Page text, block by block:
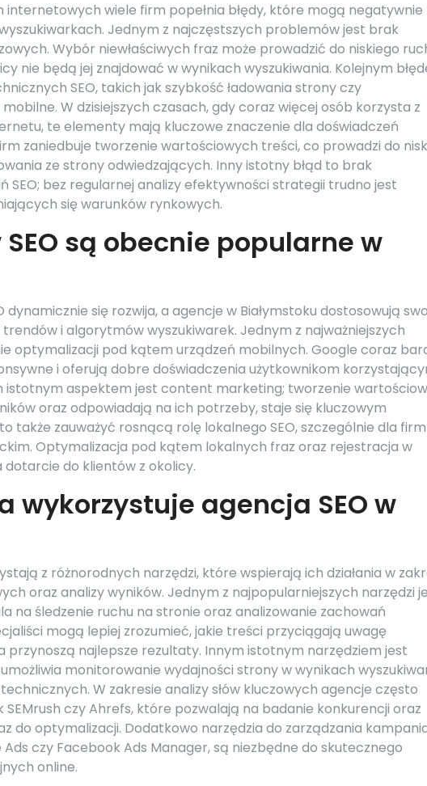
wiele firm popełnia błędy, które mogą negatywnie
Jednym z najczęstszych problemów jest brak
Wybór niewłaściwych fraz może prowadzić do niskiego
nie będą jej znajdować w wynikach wyszukiwania. Kolejnym
SEO, takich jak szybkość ładowania strony czy
W dzisiejszych czasach, gdy coraz więcej osób korzysta z
te elementy mają kluczowe znaczenie dla doświadczeń
zaniedbuje tworzenie wartościowych treści, co prowadzi do
ze strony odwiedzających. Inny istotny błąd to brak
SEO; bez regularnej analizy efektywności strategii trudno jest
się warunków rynkowych.
są obecnie popularne w
się rozwija, a agencje w Białymstoku dostosowują
i algorytmów wyszukiwarek. Jednym z najważniejszych
optymalizacji pod kątem urządzeń mobilnych. Google coraz
i oferują dobre doświadczenia użytkownikom
istotnym aspektem jest content marketing; tworzenie
oraz odpowiadają na ich potrzeby, staje się kluczowym
także zauważyć rosnącą rolę lokalnego SEO, szczególnie dla firm
Optymalizacja pod kątem lokalnych fraz oraz rejestracja w
do klientów z okolicy.
wykorzystuje agencja SEO w
z różnorodnych narzędzi, które wspierają ich działania w
oraz analizy wyników. Jednym z najpopularniejszych narzędzi
na śledzenie ruchu na stronie oraz analizowanie zachowań
mogą lepiej zrozumieć, jakie treści przyciągają uwagę
przynoszą najlepsze rezultaty. Innym istotnym narzędziem jest
monitorowanie wydajności strony w wynikach
W zakresie analizy słów kluczowych agencje często
czy Ahrefs, które pozwalają na badanie konkurencji oraz
do optymalizacji. Dodatkowo narzędzia do zarządzania
czy Facebook Ads Manager, są niezbędne do skutecznego
online.